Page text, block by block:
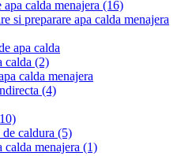
calda menajera (16)
si preparare apa calda menajera
apa calda
calda (2)
calda menajera
(4)
caldura (5)
calda menajera (1)